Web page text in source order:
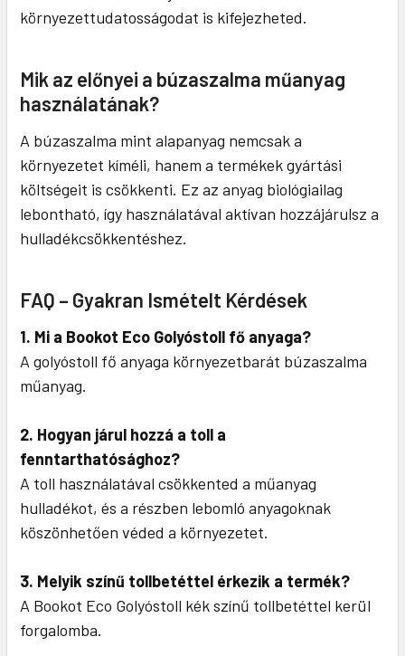
környezettudatosságodat is kifejezheted.
Mik az előnyei a búzaszalma műanyag
használatának?
A búzaszalma mint alapanyag nemcsak a
környezetet kíméli, hanem a termékek gyártási
költségeit is csökkenti. Ez az anyag biológiailag
lebontható, így használatával aktívan hozzájárulsz a
hulladékcsökkentéshez.
FAQ – Gyakran Ismételt Kérdések
1. Mi a Bookot Eco Golyóstoll fő anyaga?
A golyóstoll fő anyaga környezetbarát búzaszalma
műanyag.
2. Hogyan járul hozzá a toll a
fenntarthatósághoz?
A toll használatával csökkented a műanyag
hulladékot, és a részben lebomló anyagoknak
köszönhetően véded a környezetet.
3. Melyik színű tollbetéttel érkezik a termék?
A Bookot Eco Golyóstoll kék színű tollbetéttel kerül
forgalomba.